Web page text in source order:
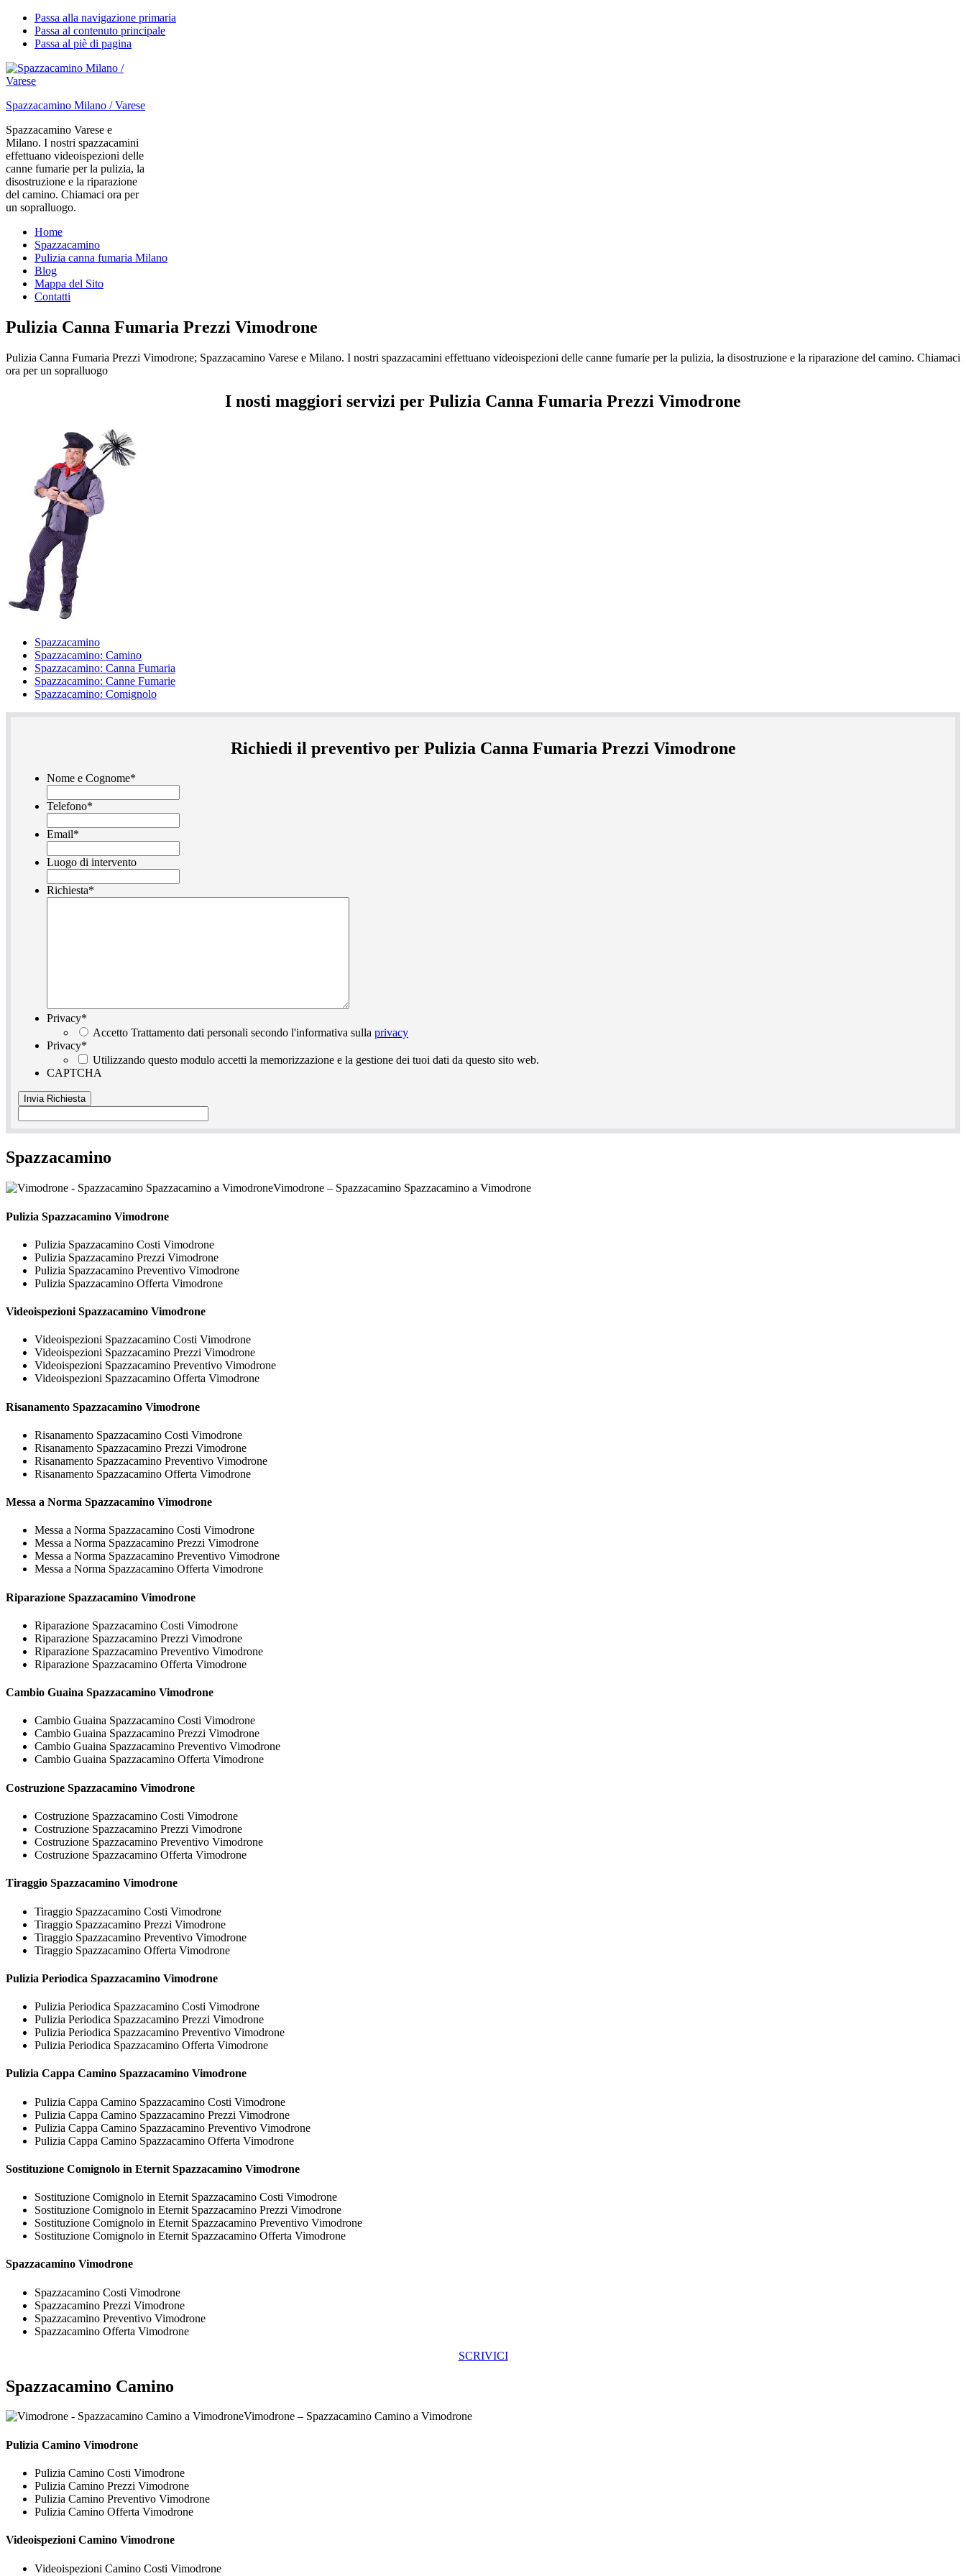
Passa alla navigazione primaria
Passa al contenuto principale
Passa al piè di pagina
Spazzacamino Milano / Varese
Spazzacamino Varese e
Milano. I nostri spazzacamini
effettuano videoispezioni delle
canne fumarie per la pulizia, la
disostruzione e la riparazione
del camino. Chiamaci ora per
un sopralluogo.
Home
Spazzacamino
Pulizia canna fumaria Milano
Blog
Mappa del Sito
Contatti
Pulizia Canna Fumaria Prezzi Vimodrone
Pulizia Canna Fumaria Prezzi Vimodrone; Spazzacamino Varese e Milano. I nostri spazzacamini effettuano videoispezioni delle canne fumarie per la pulizia, la disostruzione e la riparazione del camino. Chiamaci
ora per un sopralluogo
I nosti maggiori servizi per Pulizia Canna Fumaria Prezzi Vimodrone
Spazzacamino
Spazzacamino: Camino
Spazzacamino: Canna Fumaria
Spazzacamino: Canne Fumarie
Spazzacamino: Comignolo
Richiedi il preventivo per Pulizia Canna Fumaria Prezzi Vimodrone
Nome e Cognome*
Telefono*
Email*
Luogo di intervento
Richiesta*
Privacy*
Accetto Trattamento dati personali secondo l'informativa sulla privacy
Privacy*
Utilizzando questo modulo accetti la memorizzazione e la gestione dei tuoi dati da questo sito web.
CAPTCHA
Spazzacamino
Vimodrone – Spazzacamino Spazzacamino a Vimodrone
Pulizia Spazzacamino Vimodrone
Pulizia Spazzacamino Costi Vimodrone
Pulizia Spazzacamino Prezzi Vimodrone
Pulizia Spazzacamino Preventivo Vimodrone
Pulizia Spazzacamino Offerta Vimodrone
Videoispezioni Spazzacamino Vimodrone
Videoispezioni Spazzacamino Costi Vimodrone
Videoispezioni Spazzacamino Prezzi Vimodrone
Videoispezioni Spazzacamino Preventivo Vimodrone
Videoispezioni Spazzacamino Offerta Vimodrone
Risanamento Spazzacamino Vimodrone
Risanamento Spazzacamino Costi Vimodrone
Risanamento Spazzacamino Prezzi Vimodrone
Risanamento Spazzacamino Preventivo Vimodrone
Risanamento Spazzacamino Offerta Vimodrone
Messa a Norma Spazzacamino Vimodrone
Messa a Norma Spazzacamino Costi Vimodrone
Messa a Norma Spazzacamino Prezzi Vimodrone
Messa a Norma Spazzacamino Preventivo Vimodrone
Messa a Norma Spazzacamino Offerta Vimodrone
Riparazione Spazzacamino Vimodrone
Riparazione Spazzacamino Costi Vimodrone
Riparazione Spazzacamino Prezzi Vimodrone
Riparazione Spazzacamino Preventivo Vimodrone
Riparazione Spazzacamino Offerta Vimodrone
Cambio Guaina Spazzacamino Vimodrone
Cambio Guaina Spazzacamino Costi Vimodrone
Cambio Guaina Spazzacamino Prezzi Vimodrone
Cambio Guaina Spazzacamino Preventivo Vimodrone
Cambio Guaina Spazzacamino Offerta Vimodrone
Costruzione Spazzacamino Vimodrone
Costruzione Spazzacamino Costi Vimodrone
Costruzione Spazzacamino Prezzi Vimodrone
Costruzione Spazzacamino Preventivo Vimodrone
Costruzione Spazzacamino Offerta Vimodrone
Tiraggio Spazzacamino Vimodrone
Tiraggio Spazzacamino Costi Vimodrone
Tiraggio Spazzacamino Prezzi Vimodrone
Tiraggio Spazzacamino Preventivo Vimodrone
Tiraggio Spazzacamino Offerta Vimodrone
Pulizia Periodica Spazzacamino Vimodrone
Pulizia Periodica Spazzacamino Costi Vimodrone
Pulizia Periodica Spazzacamino Prezzi Vimodrone
Pulizia Periodica Spazzacamino Preventivo Vimodrone
Pulizia Periodica Spazzacamino Offerta Vimodrone
Pulizia Cappa Camino Spazzacamino Vimodrone
Pulizia Cappa Camino Spazzacamino Costi Vimodrone
Pulizia Cappa Camino Spazzacamino Prezzi Vimodrone
Pulizia Cappa Camino Spazzacamino Preventivo Vimodrone
Pulizia Cappa Camino Spazzacamino Offerta Vimodrone
Sostituzione Comignolo in Eternit Spazzacamino Vimodrone
Sostituzione Comignolo in Eternit Spazzacamino Costi Vimodrone
Sostituzione Comignolo in Eternit Spazzacamino Prezzi Vimodrone
Sostituzione Comignolo in Eternit Spazzacamino Preventivo Vimodrone
Sostituzione Comignolo in Eternit Spazzacamino Offerta Vimodrone
Spazzacamino Vimodrone
Spazzacamino Costi Vimodrone
Spazzacamino Prezzi Vimodrone
Spazzacamino Preventivo Vimodrone
Spazzacamino Offerta Vimodrone
SCRIVICI
Spazzacamino Camino
Vimodrone – Spazzacamino Camino a Vimodrone
Pulizia Camino Vimodrone
Pulizia Camino Costi Vimodrone
Pulizia Camino Prezzi Vimodrone
Pulizia Camino Preventivo Vimodrone
Pulizia Camino Offerta Vimodrone
Videoispezioni Camino Vimodrone
Videoispezioni Camino Costi Vimodrone